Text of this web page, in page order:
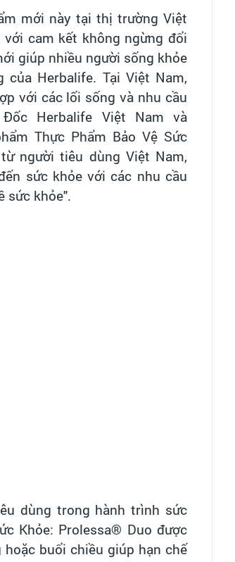
mới này tại thị trường Việt
cam kết không ngừng đổi
giúp nhiều người sống khỏe
Herbalife. Tại Việt Nam,
với các lối sống và nhu cầu
Herbalife Việt Nam và
Thực Phẩm Bảo Vệ Sức
người tiêu dùng Việt Nam,
sức khỏe với các nhu cầu
sức khỏe".
dùng trong hành trình sức
Khỏe: Prolessa® Duo được
buổi chiều giúp hạn chế